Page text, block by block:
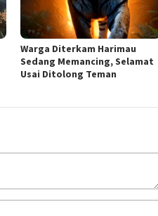
Warga Diterkam Harimau
Sedang Memancing, Selamat
Usai Ditolong Teman